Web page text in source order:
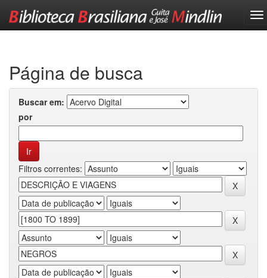
Página de busca
Buscar em:
por
Filtros correntes: